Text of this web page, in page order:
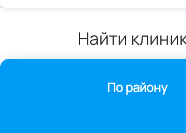
Найти
По району